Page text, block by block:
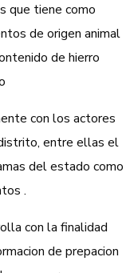
que tiene como
de origen animal
de hierro
con los actores
entre ellas el
del estado como
.
con la finalidad
de prepacion